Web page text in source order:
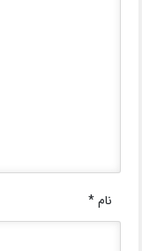
نام*